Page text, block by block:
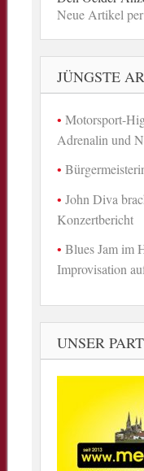
Neue Artikel
JÜNGSTE
Motorsport-
Adrenalin und
John Diva
Konzertbericht
Blues Jam im
Improvisation
UNSER